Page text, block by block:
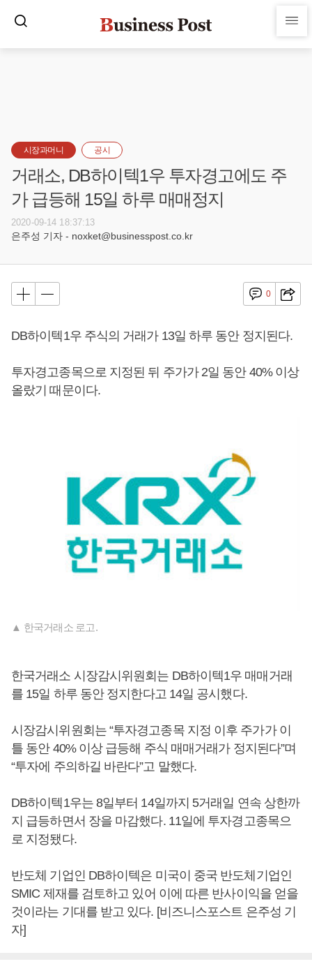
시장과머니 공시
거래소, DB하이텍1우 투자경고에도 주
가 급등해 15일 하루 매매정지
2020-09-14 18:37:13
은주성 기자 - noxket@businesspost.co.kr
0
DB하이텍1우 주식의 거래가 13일 하루 동안 정지된다.
투자경고종목으로 지정된 뒤 주가가 2일 동안 40% 이상
올랐기 때문이다.
▲ 한국거래소 로고.
한국거래소 시장감시위원회는 DB하이텍1우 매매거래
를 15일 하루 동안 정지한다고 14일 공시했다.
시장감시위원회는 “투자경고종목 지정 이후 주가가 이
틀 동안 40% 이상 급등해 주식 매매거래가 정지된다”며
“투자에 주의하길 바란다”고 말했다.
DB하이텍1우는 8일부터 14일까지 5거래일 연속 상한까
지 급등하면서 장을 마감했다. 11일에 투자경고종목으
로 지정됐다.
반도체 기업인 DB하이텍은 미국이 중국 반도체기업인
SMIC 제재를 검토하고 있어 이에 따른 반사이익을 얻을
것이라는 기대를 받고 있다. [비즈니스포스트 은주성 기
자]